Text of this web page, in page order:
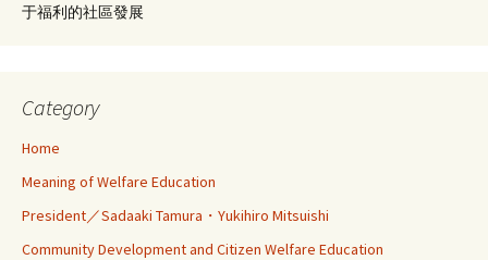
于福利的社區發展
Category
Home
Meaning of Welfare Education
President／Sadaaki Tamura・Yukihiro Mitsuishi
Community Development and Citizen Welfare Education